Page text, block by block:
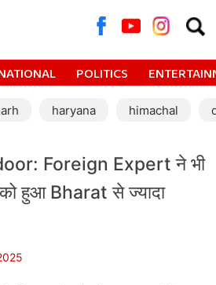
for:
POLITICS
haryana himachal
Foreign Expert ने भी
हुआ Bharat से ज्यादा